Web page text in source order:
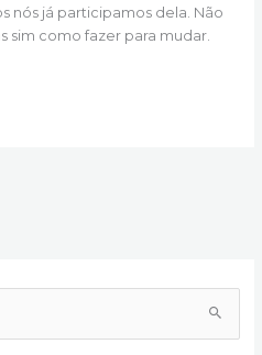
nós já participamos dela. Não
sim como fazer para mudar.